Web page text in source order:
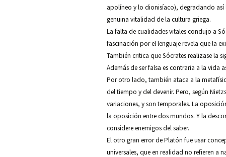
apolíneo y lo dionisíaco), degradando así
genuina vitalidad de la cultura griega.
La falta de cualidades vitales condujo a
fascinación por el lenguaje revela que la
También critica que Sócrates realizase la
Además de ser falsa es contraria a la vida
Por otro lado, también ataca a la
del tiempo y del devenir. Pero, según
variaciones, y son temporales. La
la oposición entre dos mundos. Y la
considere enemigos del saber.
El otro gran error de Platón fue usar
universales, que en realidad no refieren a